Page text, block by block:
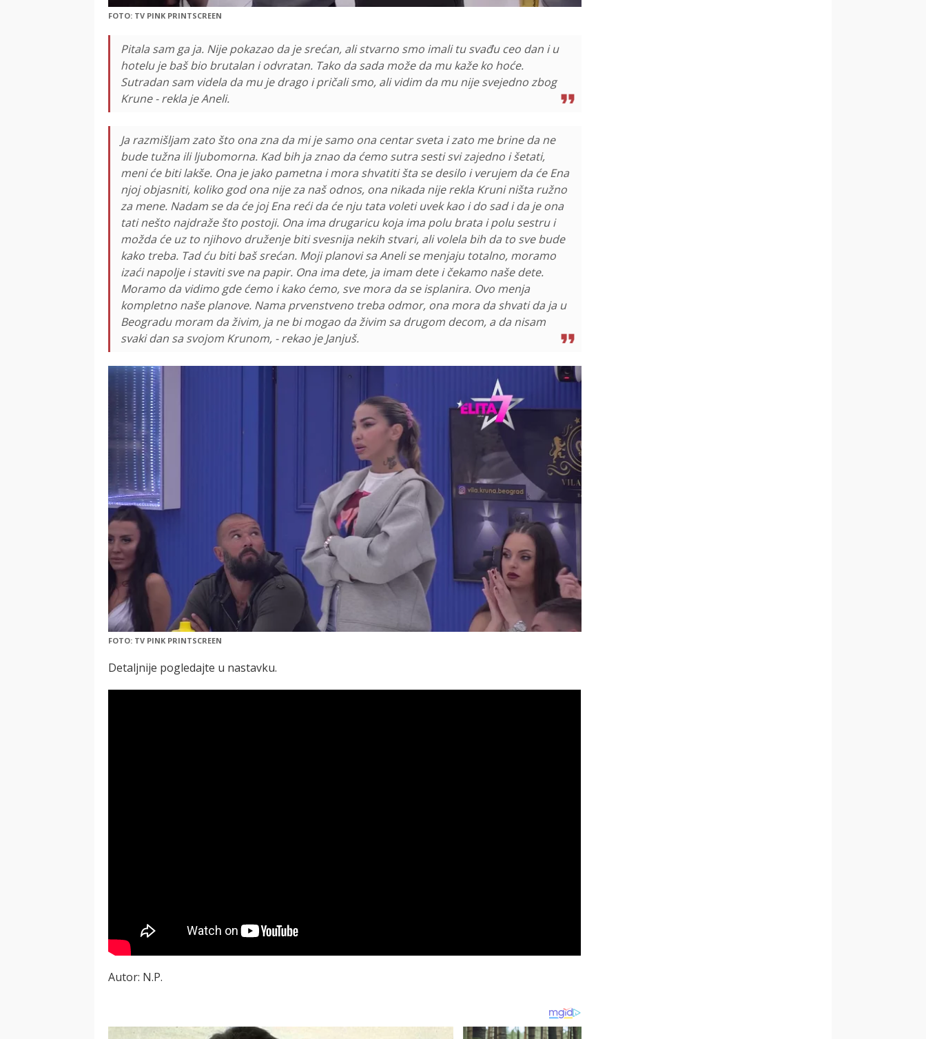
FOTO: TV PINK PRINTSCREEN
Pitala sam ga ja. Nije pokazao da je srećan, ali stvarno smo imali tu svađu ceo dan i u
hotelu je baš bio brutalan i odvratan. Tako da sada može da mu kaže ko hoće.
Sutradan sam videla da mu je drago i pričali smo, ali vidim da mu nije svejedno zbog
Krune - rekla je Aneli.
Ja razmišljam zato što ona zna da mi je samo ona centar sveta i zato me brine da ne
bude tužna ili ljubomorna. Kad bih ja znao da ćemo sutra sesti svi zajedno i šetati,
meni će biti lakše. Ona je jako pametna i mora shvatiti šta se desilo i verujem da će Ena
njoj objasniti, koliko god ona nije za naš odnos, ona nikada nije rekla Kruni ništa ružno
za mene. Nadam se da će joj Ena reći da će nju tata voleti uvek kao i do sad i da je ona
tati nešto najdraže što postoji. Ona ima drugaricu koja ima polu brata i polu sestru i
možda će uz to njihovo druženje biti svesnija nekih stvari, ali volela bih da to sve bude
kako treba. Tad ću biti baš srećan. Moji planovi sa Aneli se menjaju totalno, moramo
izaći napolje i staviti sve na papir. Ona ima dete, ja imam dete i čekamo naše dete.
Moramo da vidimo gde ćemo i kako ćemo, sve mora da se isplanira. Ovo menja
kompletno naše planove. Nama prvenstveno treba odmor, ona mora da shvati da ja u
Beogradu moram da živim, ja ne bi mogao da živim sa drugom decom, a da nisam
svaki dan sa svojom Krunom, - rekao je Janjuš.
FOTO: TV PINK PRINTSCREEN
Detaljnije pogledajte u nastavku.
Autor: N.P.